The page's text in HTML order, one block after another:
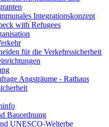
Integrationskonzept
with Refugees
für die Verkehrssicherheit
Angsträume - Rathaus
Bauordnung
UNESCO-Welterbe